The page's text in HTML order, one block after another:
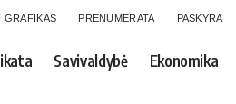
GRAFIKAS PRENUMERATA PASKYRA
Savivaldybė Ekonomika